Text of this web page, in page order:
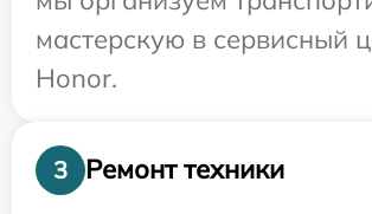
мастерскую в сервисный
Honor.
3
Ремонт техники